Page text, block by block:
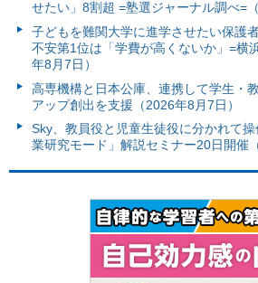
せたい」8割超 =塾選ジャーナル調べ=
子どもを難関大学に進学させたい保護
不安第1位は「学費が高くないか」=横
年8月7日）
高専機構と日本公庫、連携して学生・
アップ創出を支援（2026年8月7日）
Sky、教員役と児童生徒役に分かれて
業研究モード」解説セミナー20日開催